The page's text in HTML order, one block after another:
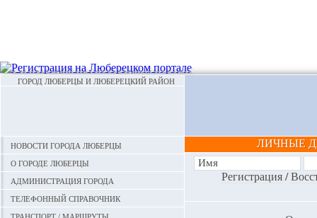
ГОРОД ЛЮБЕРЦЫ И ЛЮБЕРЕЦКИЙ РАЙОН
Новости города Люберцы
О городе Люберцы
Администрация города
Телефонный справочник
Транспорт / маршруты
ЛИЧНЫЕ
Регистрация/